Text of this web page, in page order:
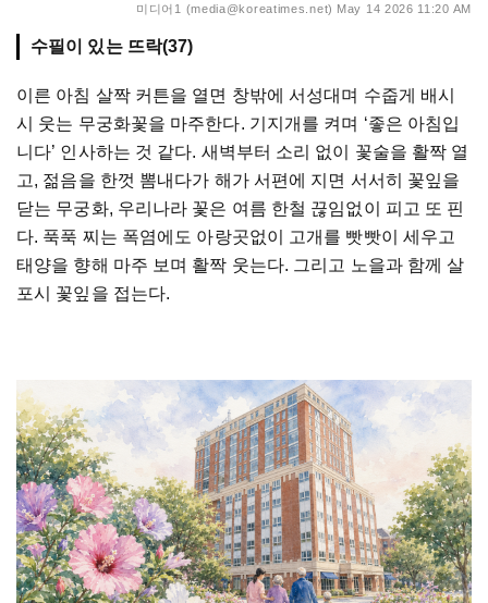
미디어1 (media@koreatimes.net) May 14 2026 11:20 AM
수필이 있는 뜨락(37)
이른 아침 살짝 커튼을 열면 창밖에 서성대며 수줍게 배시
시
웃는 무궁화꽃을 마주한다. 기지개를 켜며 ‘좋은 아침입
니다’ 인사하는 것 같다. 새벽부터 소리 없이 꽃술을 활짝 열
고, 젊음을 한껏 뽐내다가 해가 서편에 지면 서서히 꽃잎을
닫는 무궁화, 우리나라 꽃은 여름 한철 끊임없이 피고 또 핀
다. 푹푹 찌는 폭염에도 아랑곳없이 고개를 빳빳이
세우고
태양을 향해 마주 보며 활짝 웃는다. 그리고 노을과 함께 살
포시
꽃잎을 접는다.